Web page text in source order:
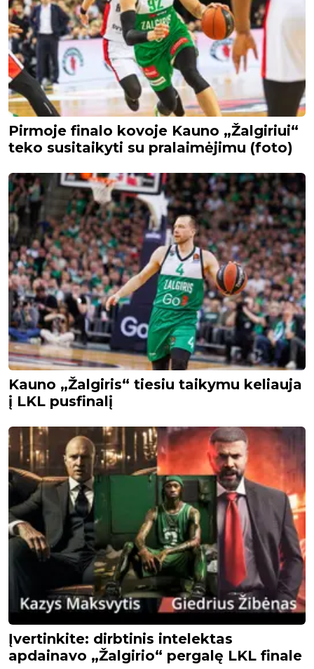
Pirmoje finalo kovoje Kauno „Žalgiriui“
teko susitaikyti su pralaimėjimu (foto)
Kauno „Žalgiris“ tiesiu taikymu keliauja
į LKL pusfinalį
Įvertinkite: dirbtinis intelektas
apdainavo „Žalgirio“ pergalę LKL finale